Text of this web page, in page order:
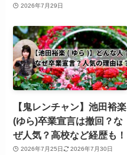
2026年7月29日
【鬼レンチャン】池田裕楽
(ゆら)卒業宣言は撤回？な
ぜ人気？高校など経歴も！
2026年7月25日 2026年7月30日